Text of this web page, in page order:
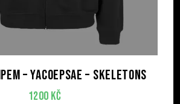
– YACOEPSAE – Skeletons
1200 Kč